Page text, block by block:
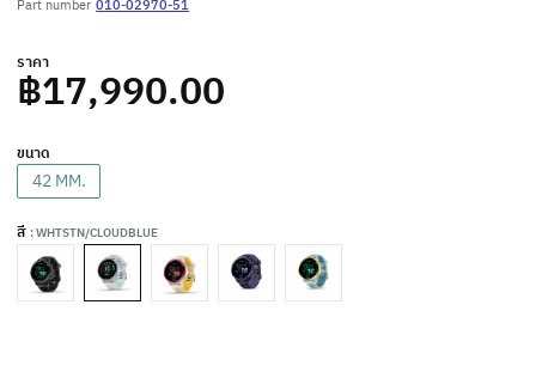
Part number 010-02970-51
ราคา
฿17,990.00
ขนาด
42 MM.
สี : WHTSTN/CLOUDBLUE